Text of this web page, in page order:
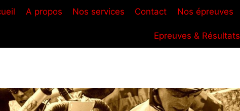
A propos Nos services Contact Nos épreuves
Epreuves & Résultats